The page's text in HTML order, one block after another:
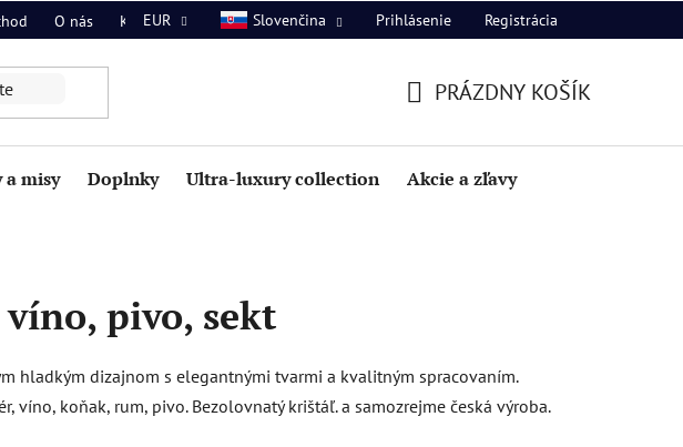
O nás Kontakt
EUR Slovenčina Prihlásenie Registrácia
KOŠÍK
PRÁZDNY KOŠÍK
a misy Doplnky Ultra-luxury collection Akcie a zľavy
pivo, sekt
hladkým dizajnom s elegantnými tvarmi a kvalitným spracovaním.
víno, koňak, rum, pivo. Bezolovnatý krištáľ. a samozrejme česká výroba.